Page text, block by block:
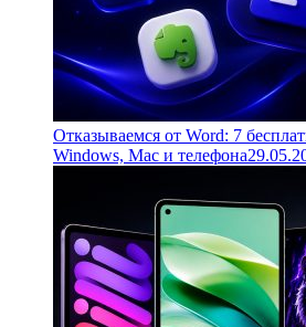
Отказываемся от Word: 7
Windows, Mac и телефона